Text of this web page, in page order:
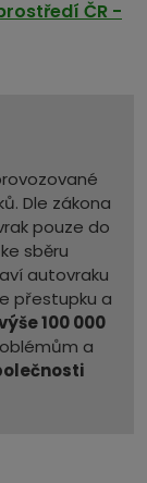
ČR -
Dle zákona
pouze do
sběru
autovraku
přestupku a
100 000
a